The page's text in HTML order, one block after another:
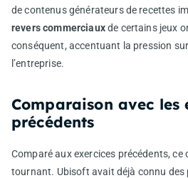
de contenus générateurs de recettes
revers commerciauxde certains jeux
conséquent, accentuant la pression
l’entreprise.
Comparaison avec les
précédents
Comparé aux exercices précédents, ce
tournant. Ubisoft avait déjà connu des